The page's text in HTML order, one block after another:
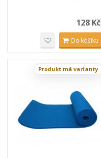
128 Kč
Do košíku
Produkt má varianty